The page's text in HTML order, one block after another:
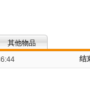
其他物品
结